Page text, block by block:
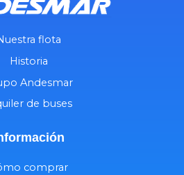
flota
Historia
Andesmar
de buses
comprar